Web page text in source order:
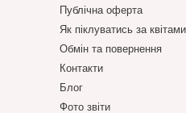
Публічна оферта
Як піклуватись за квітами
Обмін та повернення
Контакти
Блог
Фото звіти